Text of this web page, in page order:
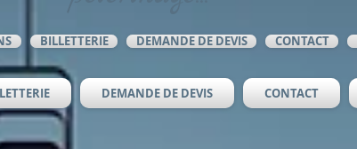
BILLETTERIE DEMANDE DE DEVIS CONTACT
DEMANDE DE DEVIS CONTACT